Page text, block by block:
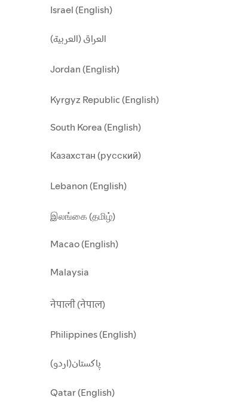
Israel (English)
العراق (العربية)
Jordan (English)
Kyrgyz Republic (English)
South Korea (English)
Казахстан (русский)
Lebanon (English)
இலங்கை (தமிழ்)
Macao (English)
Malaysia
नेपाली (नेपाल)
Philippines (English)
پاکستان(اردو)
Qatar (English)